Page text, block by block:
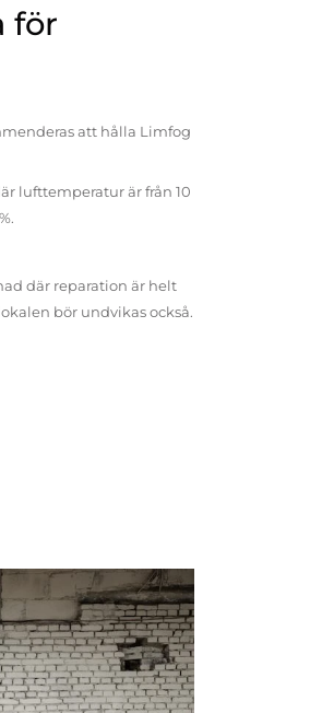
för
att hålla Limfog
lufttemperatur är från 10
där reparation är helt
bör undvikas också.